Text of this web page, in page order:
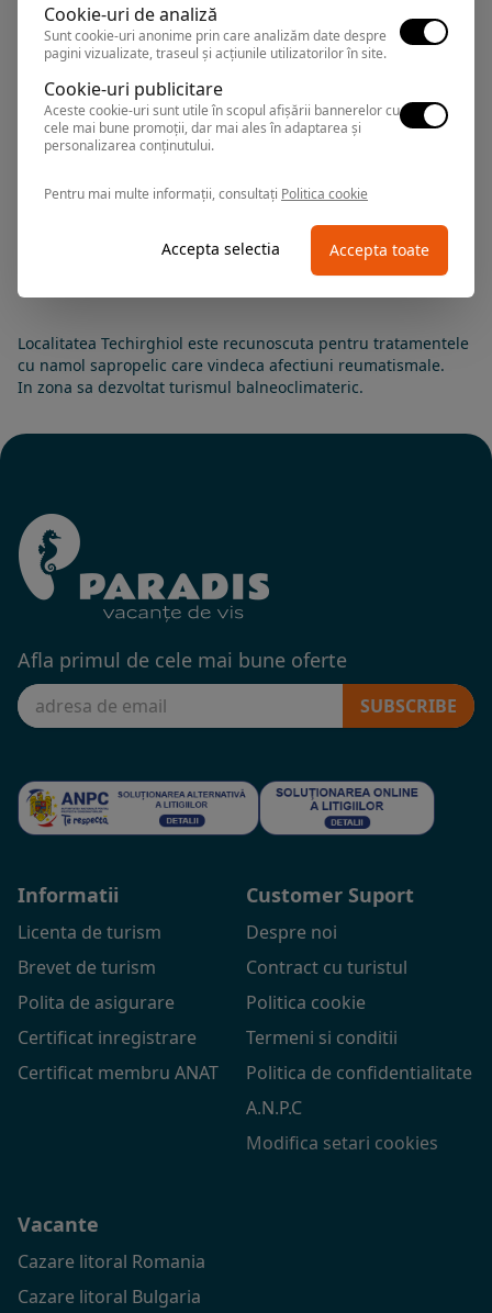
Hotel SFANTA MARIA
Techirghiol,Arata pe harta
Rezervari si informatii
Localitatea Techirghiol este recunoscuta pentru tratamentele
cu namol sapropelic care vindeca afectiuni reumatismale.
In zona sa dezvoltat turismul balneoclimateric.
Afla primul de cele mai bune oferte
SUBSCRIBE
Informatii
Licenta de turism
Brevet de turism
Polita de asigurare
Certificat inregistrare
Certificat membru ANAT
Customer Suport
Despre noi
Contract cu turistul
Politica cookie
Termeni si conditii
Politica de confidentialitate
A.N.P.C
Modifica setari cookies
Vacante
Cazare litoral Romania
Cazare litoral Bulgaria
Cookie-uri de analiză
Sunt cookie-uri anonime prin care analizăm date despre
pagini vizualizate, traseul și acțiunile utilizatorilor în site.
Cookie-uri publicitare
Aceste cookie-uri sunt utile în scopul afișării bannerelor cu
cele mai bune promoții, dar mai ales în adaptarea și
personalizarea conținutului.
Pentru mai multe informații, consultați Politica cookie
Accepta selectia Accepta toate